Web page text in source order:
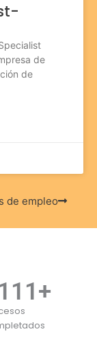
de
de
de empleo
+